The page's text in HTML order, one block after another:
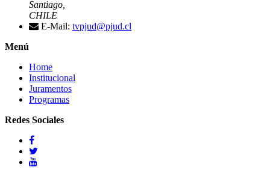
Santiago,
CHILE
E-Mail: tvpjud@pjud.cl
Menú
Home
Institucional
Juramentos
Programas
Redes Sociales